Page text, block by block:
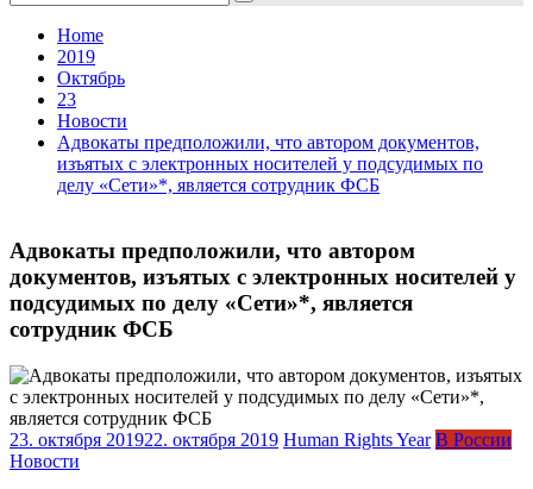
for:
Home
2019
Октябрь
23
Новости
Адвокаты предположили, что автором документов,
изъятых с электронных носителей у подсудимых по
делу «Сети»*, является сотрудник ФСБ
Адвокаты предположили, что автором
документов, изъятых с электронных носителей у
подсудимых по делу «Сети»*, является
сотрудник ФСБ
23. октября 201922. октября 2019 Human Rights Year В России
Новости